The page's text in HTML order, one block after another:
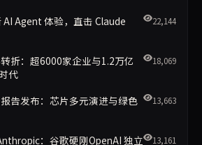
Agent 体验，直击 Claude
22,144
折：超6000家企业与1.2万亿
代
18,069
告发布：芯片多元演进与绿色
13,663
：谷歌硬刚OpenAI 独立
13,161